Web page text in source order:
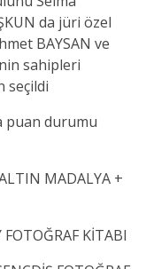
da jüri özel
BAYSAN ve
sahipleri
seçildi
puan durumu
MADALYA +
KİTABI